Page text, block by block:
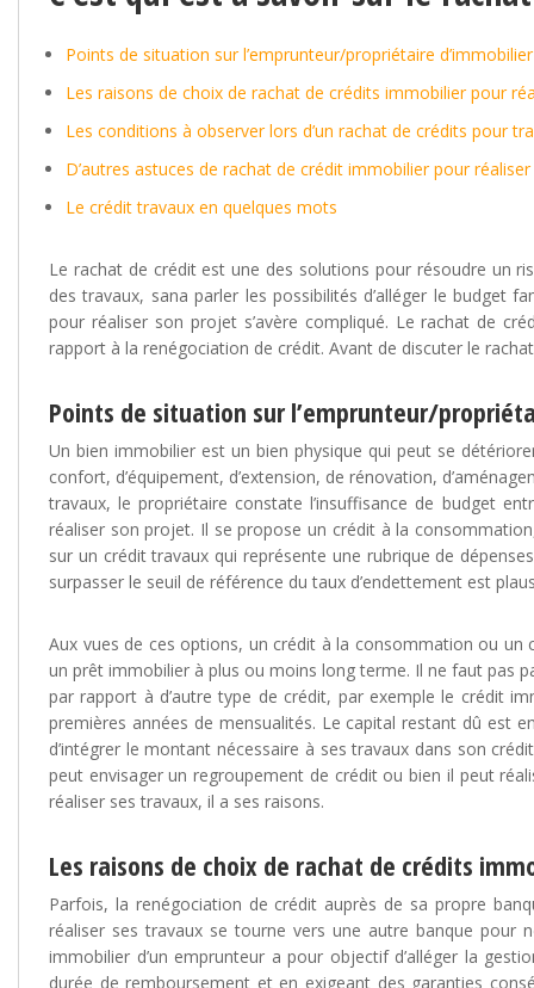
Points de situation sur l’emprunteur/propriétaire d’immobilier
Les raisons de choix de rachat de crédits immobilier pour
Les conditions à observer lors d’un rachat de crédits pour
D’autres astuces de rachat de crédit immobilier pour
Le crédit travaux en quelques mots
Le rachat de crédit est une des solutions pour résoudre un
des travaux, sana parler les possibilités d’alléger le budget
pour réaliser son projet s’avère compliqué. Le rachat de
rapport à la renégociation de crédit. Avant de discuter le
Points de situation sur l’emprunteur/
Un bien immobilier est un bien physique qui peut se
confort, d’équipement, d’extension, de rénovation,
travaux, le propriétaire constate l’insuffisance de budget
réaliser son projet. Il se propose un crédit à la
sur un crédit travaux qui représente une rubrique de
surpasser le seuil de référence du taux d’endettement est
Aux vues de ces options, un crédit à la consommation ou un
un prêt immobilier à plus ou moins long terme. Il ne faut pas
par rapport à d’autre type de crédit, par exemple le crédit
premières années de mensualités. Le capital restant dû est
d’intégrer le montant nécessaire à ses travaux dans son
peut envisager un regroupement de crédit ou bien il peut
réaliser ses travaux, il a ses raisons.
Les raisons de choix de rachat de crédits
Parfois, la renégociation de crédit auprès de sa propre
réaliser ses travaux se tourne vers une autre banque pour
immobilier d’un emprunteur a pour objectif d’alléger la
durée de remboursement et en exigeant des garanties